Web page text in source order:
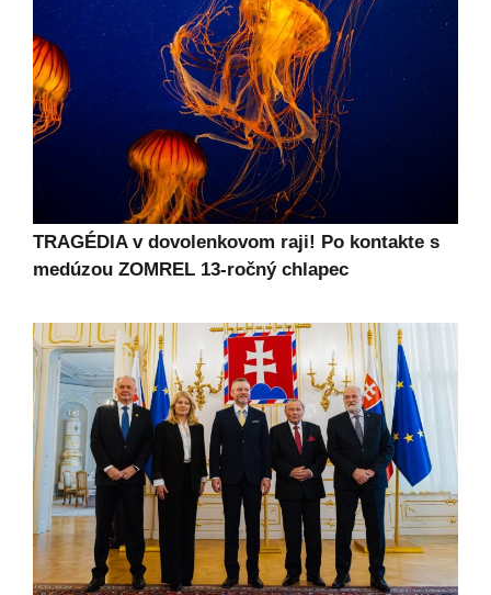
TRAGÉDIA v dovolenkovom raji! Po kontakte s
medúzou ZOMREL 13-ročný chlapec